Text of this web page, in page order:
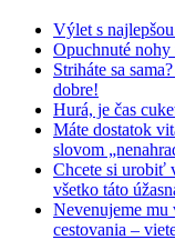
Výlet s
Opuchnuté nohy
Striháte sa
dobre!
Hurá, je čas
Máte dostatok
slovom
Chcete si urobiť
všetko táto
Nevenujeme
cestovania –